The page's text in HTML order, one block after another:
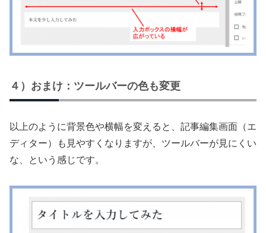
４）おまけ：ツールバーの色も変更
以上のように背景色や横幅を変えると、記事編集画面（エ
ディター）も見やすくなりますが、ツールバーが見にくい
な、という感じです。